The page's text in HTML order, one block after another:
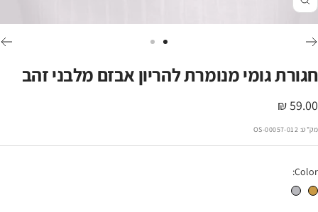
זום
1
חגורת גומי מנומרת להריון אבזם מלבני זהב
מחיר
בהנחה
59.00 ₪
מק"ט: 00057-012-OS
Color:
חגורת גומי להריון אבזם זהב חגורת גומי להריון אבזם כסף